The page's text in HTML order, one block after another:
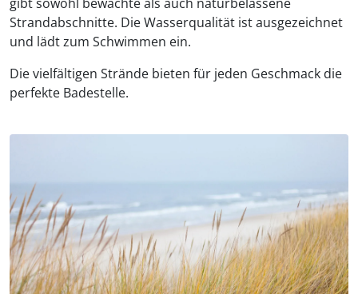
Strandabschnitte. Die Wasserqualität ist ausgezeichnet
und lädt zum Schwimmen ein.
Die vielfältigen Strände bieten für jeden Geschmack die
perfekte Badestelle.